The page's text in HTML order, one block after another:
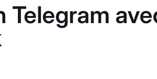
Telegram